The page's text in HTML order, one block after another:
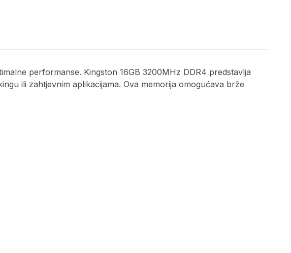
performanse. Kingston 16GB 3200MHz DDR4 predstavlja
ili zahtjevnim aplikacijama. Ova memorija omogućava brže